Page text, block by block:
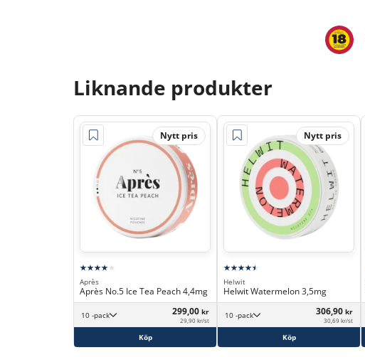
Liknande produkter
Nytt pris
Après
Après No.5 Ice Tea Peach 4,4mg
10 -pack 299,00 kr
29,90 kr/st
Köp
Nytt pris
Helwit
Helwit Watermelon 3,5mg
10 -pack 306,90 kr
30,69 kr/st
Köp